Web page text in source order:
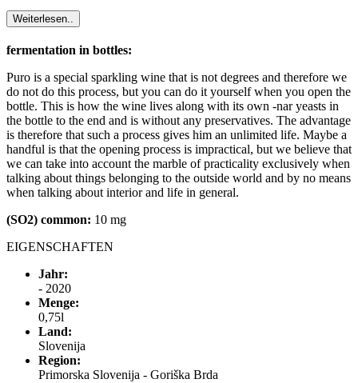
Weiterlesen..
fermentation in bottles:
Puro is a special sparkling wine that is not degrees and therefore we
do not do this process, but you can do it yourself when you open the
bottle. This is how the wine lives along with its own -nar yeasts in
the bottle to the end and is without any preservatives. The advantage
is therefore that such a process gives him an unlimited life. Maybe a
handful is that the opening process is impractical, but we believe that
we can take into account the marble of practicality exclusively when
talking about things belonging to the outside world and by no means
when talking about interior and life in general.
(SO2) common: 10 mg
EIGENSCHAFTEN
Jahr:
- 2020
Menge:
0,75l
Land:
Slovenija
Region:
Primorska Slovenija - Goriška Brda